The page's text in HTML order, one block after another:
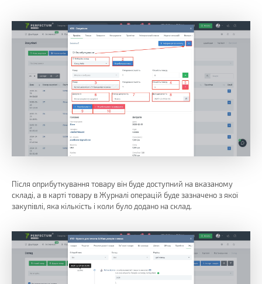
Після оприбуткування товару він буде доступний на вказаному
складі, а в карті товару в Журналі операцій буде зазначено з якої
закупівлі, яка кількість і коли було додано на склад.